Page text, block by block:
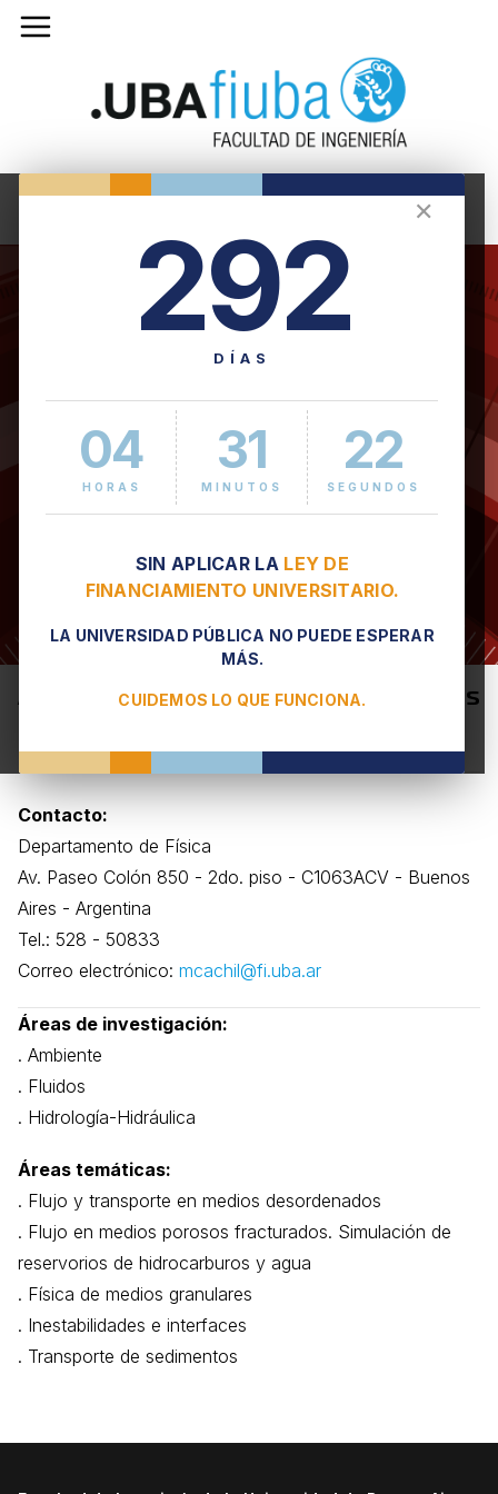
✕
292
DÍAS
04
HORAS
31
MINUTOS
23
SEGUNDOS
SIN APLICAR LA LEY DE
FINANCIAMIENTO UNIVERSITARIO.
LA UNIVERSIDAD PÚBLICA NO PUEDE ESPERAR
MÁS.
CUIDEMOS LO QUE FUNCIONA.
Ambiente - Grupo de Medios Porosos
Contacto:
Departamento de Física
Av. Paseo Colón 850 - 2do. piso - C1063ACV - Buenos
Aires - Argentina
Tel.: 528 - 50833
Correo electrónico: mcachil@fi.uba.ar
Áreas de investigación:
. Ambiente
. Fluidos
. Hidrología-Hidráulica
Áreas temáticas:
. Flujo y transporte en medios desordenados
. Flujo en medios porosos fracturados. Simulación de
reservorios de hidrocarburos y agua
. Física de medios granulares
. Inestabilidades e interfaces
. Transporte de sedimentos